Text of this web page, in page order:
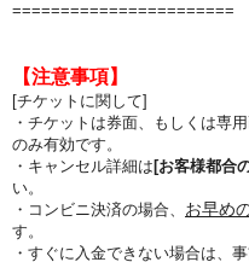
=======================
【注意事項】
[チケットに関して]
・チケットは券面、もしくは専
のみ有効です。
・キャンセル詳細は [お客様都合
い。
・コンビニ決済の場合、 お早め
す。
・すぐに入金できない場合は、